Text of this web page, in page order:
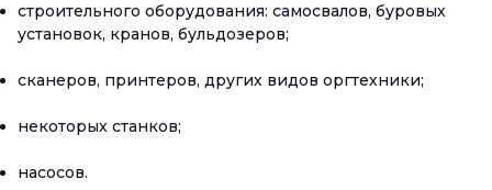
строительного оборудования: самосвалов, буровых
установок, кранов, бульдозеров;
сканеров, принтеров, других видов оргтехники;
некоторых станков;
насосов.